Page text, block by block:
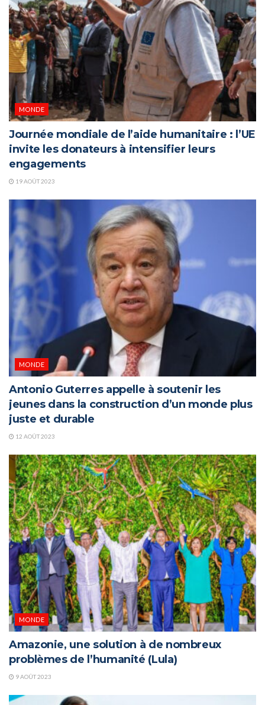
MONDE
Journée mondiale de l’aide humanitaire : l’UE
invite les donateurs à intensifier leurs
engagements
19 AOÛT 2023
MONDE
Antonio Guterres appelle à soutenir les
jeunes dans la construction d’un monde plus
juste et durable
12 AOÛT 2023
MONDE
Amazonie, une solution à de nombreux
problèmes de l’humanité (Lula)
9 AOÛT 2023